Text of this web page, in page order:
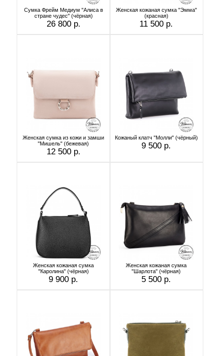
Сумка Фрейм Медиум "Алиса в
стране чудес" (чёрная)
26 800 р.
Женская кожаная сумка "Эмма"
(красная)
11 500 р.
Женская сумка из кожи и замши
"Мишель" (бежевая)
12 500 р.
Кожаный клатч "Молли" (чёрный)
9 500 р.
Женская кожаная сумка
"Каролина" (чёрная)
9 900 р.
Женская кожаная сумка
"Шарлота" (чёрная)
5 500 р.